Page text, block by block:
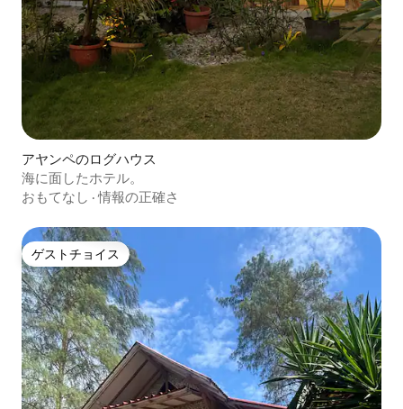
アヤンペのログハウス
海に面したホテル。
おもてなし ·情報の正確さ
ゲストチョイス
ゲストチョイス